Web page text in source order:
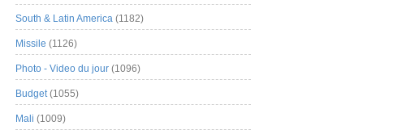
South & Latin America (1182)
Missile (1126)
Photo - Video du jour (1096)
Budget(1055)
Mali (1009)